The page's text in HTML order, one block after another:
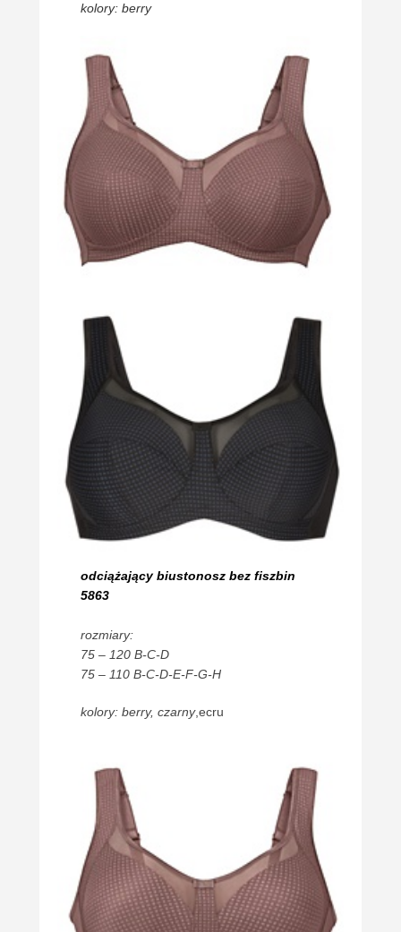
kolory: berry
odciążający biustonosz bez fiszbin
5863
rozmiary:
75 – 120 B-C-D
75 – 110 B-C-D-E-F-G-H
kolory: berry, czarny,ecru